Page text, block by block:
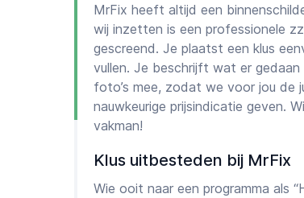
MrFix heeft altijd een
wij inzetten is een professionele
gescreend. Je plaatst een klus
vullen. Je beschrijft wat er
foto’s mee, zodat we voor jou de
nauwkeurige prijsindicatie geven.
vakman!
Klus uitbesteden bij MrFix
Wie ooit naar een programma als